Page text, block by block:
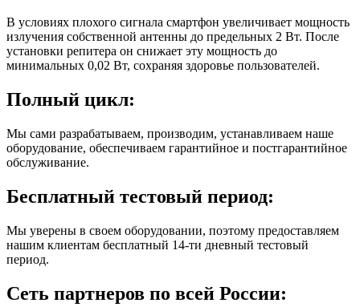
В условиях плохого сигнала смартфон увеличивает мощность
излучения собственной антенны до предельных 2 Вт. После
установки репитера он снижает эту мощность до
минимальных 0,02 Вт, сохраняя здоровье пользователей.
Полный цикл:
Мы сами разрабатываем, производим, устанавливаем наше
оборудование, обеспечиваем гарантийное и постгарантийное
обслуживание.
Бесплатный тестовый период:
Мы уверены в своем оборудовании, поэтому предоставляем
нашим клиентам бесплатный 14-ти дневный тестовый
период.
Сеть партнеров по всей России: